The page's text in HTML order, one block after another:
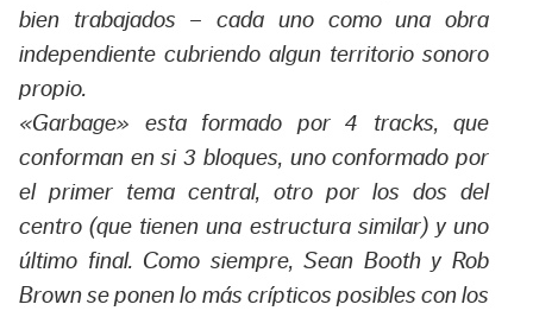
bien trabajados – cada uno como una obra
independiente cubriendo algun territorio sonoro
propio.
«Garbage» esta formado por 4 tracks, que
conforman en si 3 bloques, uno conformado por
el primer tema central, otro por los dos del
centro (que tienen una estructura similar) y uno
último final. Como siempre, Sean Booth y Rob
Brown se ponen lo más crípticos posibles con los